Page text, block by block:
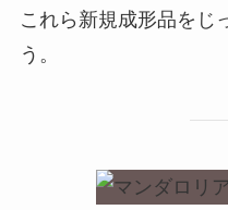
これら新規成形品をじ
う。